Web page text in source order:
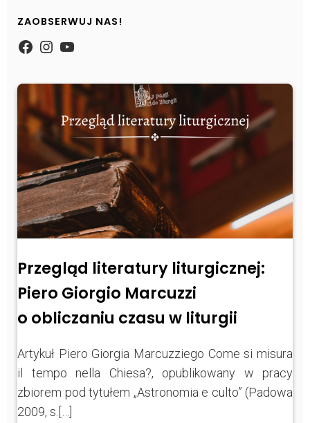
ZAOBSERWUJ NAS!
https://www.facebook.com/
Instagram
YouTube
Przegląd literatury liturgicznej:
Piero Giorgio Marcuzzi
o obliczaniu czasu w liturgii
Artykuł Piero Giorgia Marcuzziego Come si misura
il tempo nella Chiesa?, opublikowany w pracy
zbiorem pod tytułem „Astronomia e culto” (Padowa
2009, s.[…]